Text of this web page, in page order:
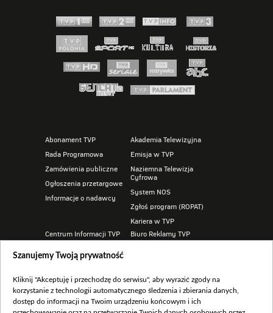
Abonament TVP
Rada Programowa
Zamówienia publiczne
Ogłoszenia przetargowe
Informacje o nadawcy
Akademia Telewizyjna
Emisja w TVP
Naziemna Telewizja
Cyfrowa
System NOS
Zgłoś program (ROPAT)
Kariera w TVP
Centrum Informacji TVP
Merchandising (znaki)
Biuro Reklamy TVP
Sklep TVP
Szanujemy Twoją prywatność
Kliknij "Akceptuję i przechodzę do serwisu", aby wyrazić zgody na
korzystanie z technologii automatycznego śledzenia i zbierania danych,
dostęp do informacji na Twoim urządzeniu końcowym i ich